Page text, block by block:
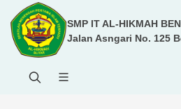
SMP IT AL-HIKMAH
Jalan Asngari No. 125